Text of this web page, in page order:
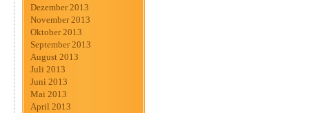
Dezember 2013
November 2013
Oktober 2013
September 2013
August 2013
Juli 2013
Juni 2013
Mai 2013
April 2013